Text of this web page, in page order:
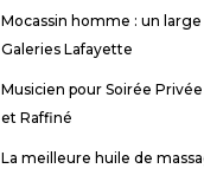
Mocassin homme : un
Galeries Lafayette
Musicien pour Soirée
et Raffiné
La meilleure huile de